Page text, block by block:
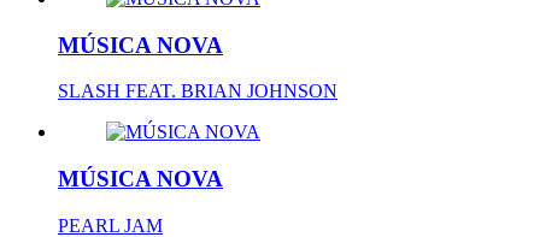
MÚSICA NOVA
SLASH FEAT. BRIAN JOHNSON
MÚSICA NOVA
PEARL JAM